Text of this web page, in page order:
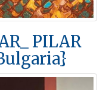
PILAR